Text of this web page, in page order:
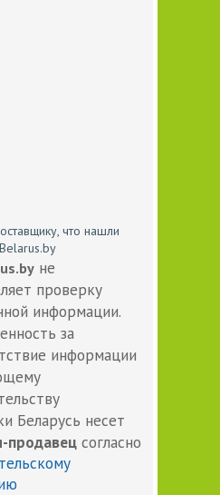
что нашли
не
проверку
информации.
за
информации
Беларусь несет
продавец согласно